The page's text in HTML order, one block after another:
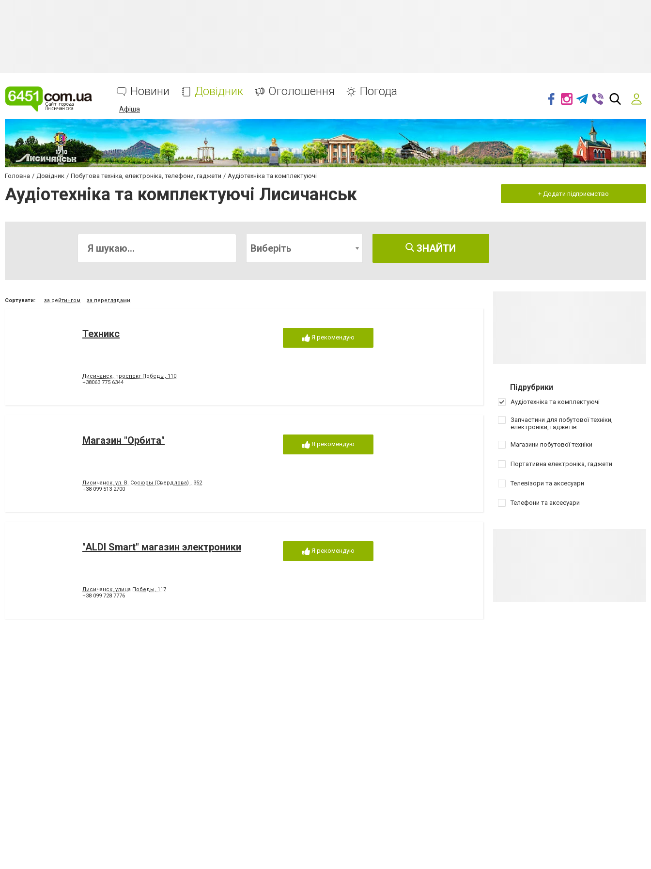
Новини Довідник Оголошення Погода
Афіша
Головна Довідник Побутова техніка, електроніка, телефони, гаджети Аудіотехніка та комплектуючі
Аудіотехніка та комплектуючі Лисичанськ + Додати підприємство
Виберіть ЗНАЙТИ
Сортувати: за рейтингом за переглядами
Техникс
Лисичанск, проспект Победы, 110
+38063 775 6344
Я рекомендую
Магазин "Орбита"
Лисичанск, ул. В. Сосюры (Свердлова) , 352
+38 099 513 2700
Я рекомендую
"ALDI Smart" магазин электроники
Лисичанск, улица Победы, 117
+38 099 728 7776
Я рекомендую
Підрубрики
Аудіотехніка та комплектуючі
Запчастини для побутової техніки,
електроніки, гаджетів
Магазини побутової техніки
Портативна електроніка, гаджети
Телевізори та аксесуари
Телефони та аксесуари